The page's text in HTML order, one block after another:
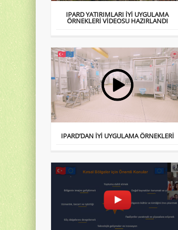
IPARD YATIRIMLARI İYİ UYGULAMA
ÖRNEKLERİ VİDEOSU HAZIRLANDI
IPARD’DAN İYİ UYGULAMA ÖRNEKLERİ